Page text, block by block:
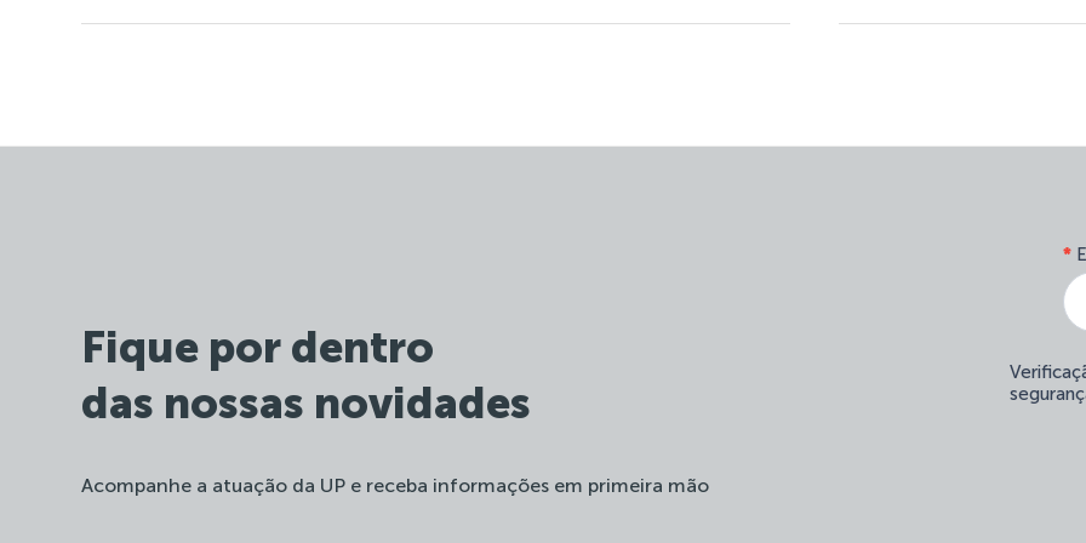
Fique por dentro
das nossas novidades
Acompanhe a atuação da UP e receba informações em primeira mão
*